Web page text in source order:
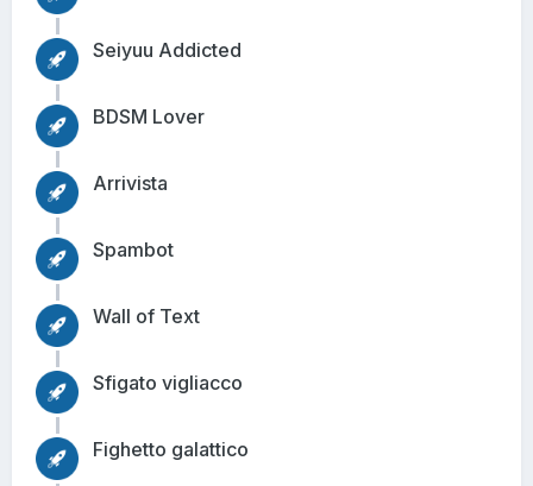
Seiyuu Addicted
BDSM Lover
Arrivista
Spambot
Wall of Text
Sfigato vigliacco
Fighetto galattico